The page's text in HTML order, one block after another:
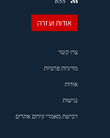
אודות ועזרה
צרו קשר
מדיניות פרטיות
אודות
נגישות
רכישת מאמרי קידום אתרים